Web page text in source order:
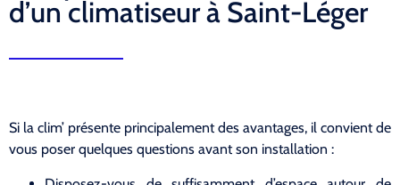
d’un climatiseur à Saint-Léger
Si la clim’ présente principalement des avantages, il convient de
vous poser quelques questions avant son installation :